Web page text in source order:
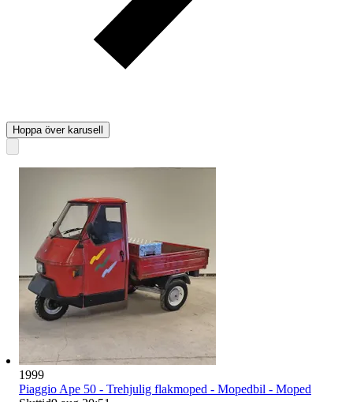
Hoppa över karusell
1999
Piaggio Ape 50 - Trehjulig flakmoped - Mopedbil - Moped